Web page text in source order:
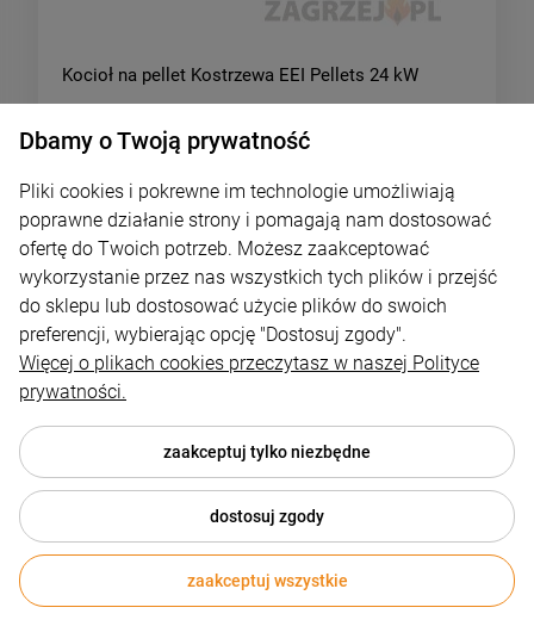
Kocioł na pellet Kostrzewa EEI Pellets 24 kW
Kostrzewa
19 200,00 zł
DO KOSZYKA
1
Dbamy o Twoją prywatność
Pliki cookies i pokrewne im technologie umożliwiają
poprawne działanie strony i pomagają nam dostosować
ofertę do Twoich potrzeb. Możesz zaakceptować
wykorzystanie przez nas wszystkich tych plików i przejść
do sklepu lub dostosować użycie plików do swoich
preferencji, wybierając opcję "Dostosuj zgody".
Więcej o plikach cookies przeczytasz w naszej Polityce
prywatności.
zaakceptuj tylko niezbędne
dostosuj zgody
zaakceptuj wszystkie